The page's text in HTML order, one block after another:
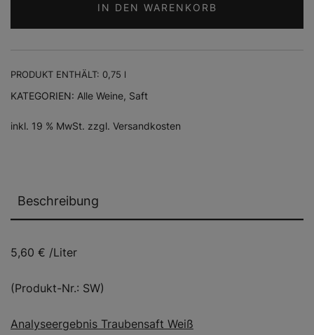
IN DEN WARENKORB
PRODUKT ENTHÄLT: 0,75 l
KATEGORIEN: Alle Weine, Saft
inkl. 19 % MwSt. zzgl. Versandkosten
Beschreibung
5,60 € /Liter
(Produkt-Nr.: SW)
Analyseergebnis Traubensaft Weiß